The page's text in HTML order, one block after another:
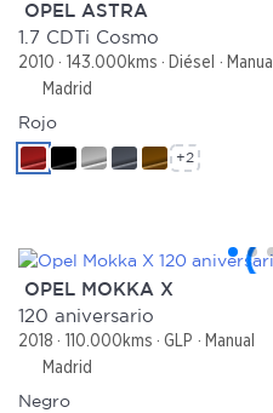
OPEL ASTRA
1.7 CDTi Cosmo
2010 143.000kms Diésel
Manual
Madrid
Rojo
+2
OPEL MOKKA X
120 aniversario
2018 110.000kms GLP
Manual
Madrid
Negro